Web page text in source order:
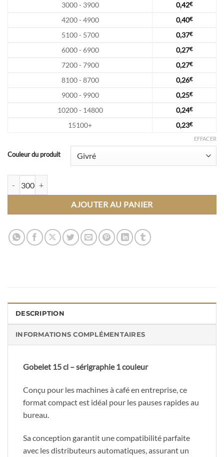
3000 - 3900 0,42€
4200 - 4900 0,40€
5100 - 5700 0,37€
6000 - 6900 0,27€
7200 - 7900 0,27€
8100 - 8700 0,26€
9000 - 9900 0,25€
10200 - 14800 0,24€
15100+ 0,23€
Couleur du produit
EFFACER
AJOUTER AU PANIER
DESCRIPTION
INFORMATIONS COMPLÉMENTAIRES
Gobelet 15 cl – sérigraphie 1 couleur
Conçu pour les machines à café en entreprise, ce
format compact est idéal pour les pauses rapides au
bureau.
Sa conception garantit une compatibilité parfaite
avec les distributeurs automatiques, assurant un